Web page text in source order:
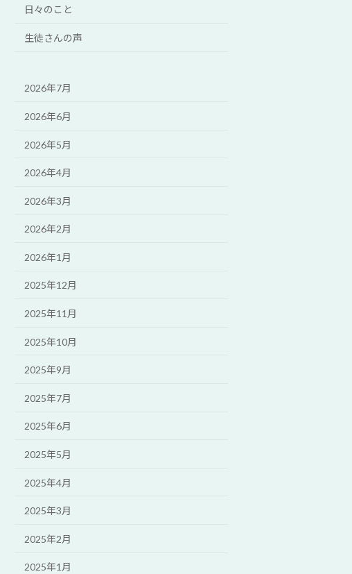
日々のこと
生徒さんの声
2026年7月
2026年6月
2026年5月
2026年4月
2026年3月
2026年2月
2026年1月
2025年12月
2025年11月
2025年10月
2025年9月
2025年7月
2025年6月
2025年5月
2025年4月
2025年3月
2025年2月
2025年1月